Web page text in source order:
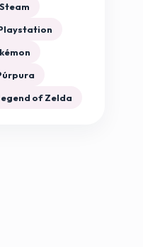
of Zelda